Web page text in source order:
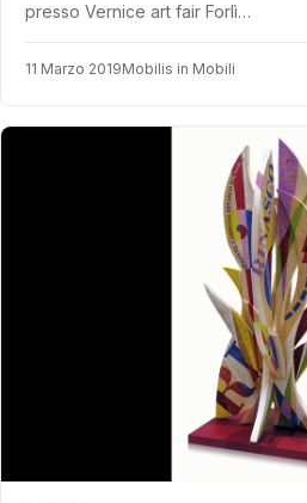
presso Vernice art fair Forlì…
11 Marzo 2019Mobilis in Mobili